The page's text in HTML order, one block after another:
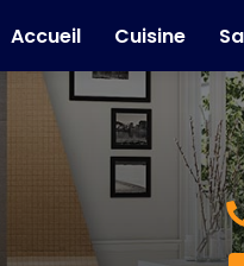
Accueil
Cuisine